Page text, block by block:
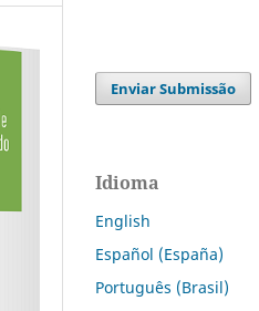
Enviar Submissão
Idioma
English
Español (España)
Português (Brasil)